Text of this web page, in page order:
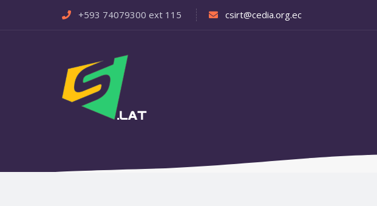
+593 74079300 ext 115 csirt@cedia.org.ec